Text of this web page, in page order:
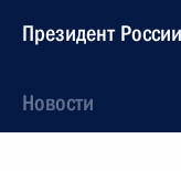
Президент России
Новости